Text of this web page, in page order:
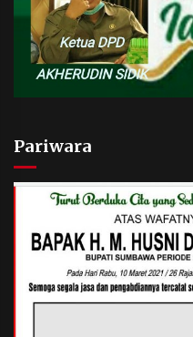
Pariwara